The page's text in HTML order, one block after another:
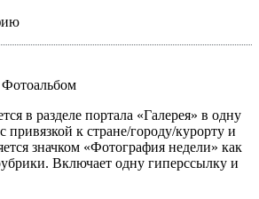
в разделе портала «Галерея» в одну
привязкой к стране/городу/курорту и
значком «Фотография недели» как
Включает одну гиперссылку и